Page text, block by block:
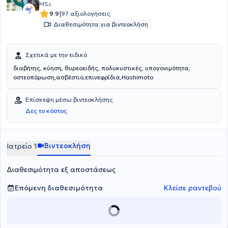
MSc
9.9|97 αξιολογήσεις
Διαθεσιμότητα για βιντεοκλήση
Σχετικά με την ειδικό
διαβήτης, κύηση, θυρεοειδής, πολυκυστικές, υπογονιμότητα,
οστεοπόρωση,ασβέστιο,επινεφρίδια,Hashimoto
Επίσκεψη μέσω βιντεοκλήσης
Δες το κόστος
Ιατρείο 1 Βιντεοκλήση
Διαθεσιμότητα εξ αποστάσεως
Επόμενη διαθεσιμότητα
Κλείσε ραντεβού